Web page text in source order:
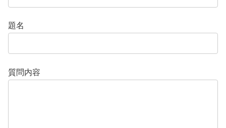
題名
質問内容